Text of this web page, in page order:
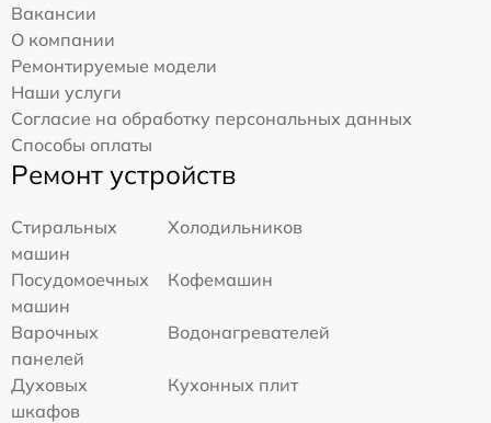
Вакансии
О компании
Ремонтируемые модели
Наши услуги
Согласие на обработку персональных данных
Способы оплаты
Ремонт устройств
Стиральных
машин
Холодильников
Посудомоечных
машин
Кофемашин
Варочных
панелей
Водонагревателей
Духовых
шкафов
Кухонных плит